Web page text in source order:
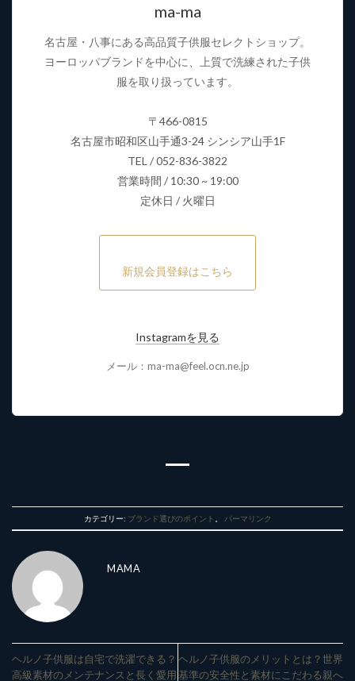
ma-ma
名古屋・八事にある高品質子供服セレクトショップ。
ヨーロッパブランドを中心に、上質で洗練された子供
服を取り扱っています。
〒466-0815
名古屋市昭和区山手通3-24 シンシア山手1F
TEL / 052-836-3822
営業時間 / 10:30 ~ 19:00
定休日 / 火曜日
新規会員登録はこちら
Instagramを見る
メール：ma-ma@feel.ocn.ne.jp
カテゴリー: ブランド選びのポイント パーマリンク
MAMA
ヘルノ子供服は自宅で洗濯できる？
高級素材のメンテナンスと長く愛用
ヘルノ子供服のメリットとは？世界
基準の安全性と素材にこだわる親へ